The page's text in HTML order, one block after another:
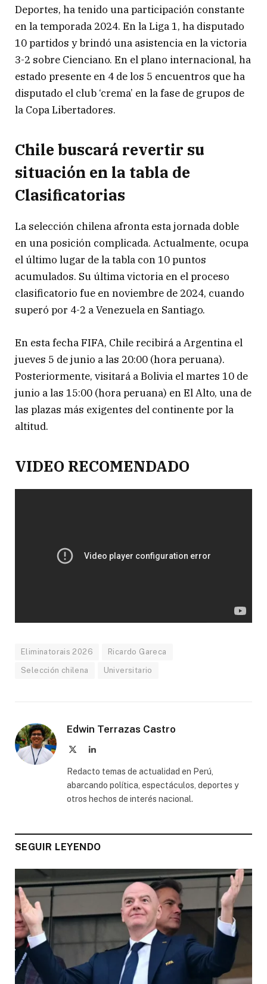
Deportes, ha tenido una participación constante
en la temporada 2024. En la Liga 1, ha disputado
10 partidos y brindó una asistencia en la victoria
3-2 sobre Cienciano. En el plano internacional, ha
estado presente en 4 de los 5 encuentros que ha
disputado el club ‘crema’ en la fase de grupos de
la Copa Libertadores.
Chile buscará revertir su
situación en la tabla de
Clasificatorias
La selección chilena afronta esta jornada doble
en una posición complicada. Actualmente, ocupa
el último lugar de la tabla con 10 puntos
acumulados. Su última victoria en el proceso
clasificatorio fue en noviembre de 2024, cuando
superó por 4-2 a Venezuela en Santiago.
En esta fecha FIFA, Chile recibirá a Argentina el
jueves 5 de junio a las 20:00 (hora peruana).
Posteriormente, visitará a Bolivia el martes 10 de
junio a las 15:00 (hora peruana) en El Alto, una de
las plazas más exigentes del continente por la
altitud.
VIDEO RECOMENDADO
Eliminatorais 2026 Ricardo Gareca
Selección chilena Universitario
Edwin Terrazas Castro
LinkedIn
Redacto temas de actualidad en Perú,
abarcando política, espectáculos, deportes y
otros hechos de interés nacional.
SEGUIR LEYENDO